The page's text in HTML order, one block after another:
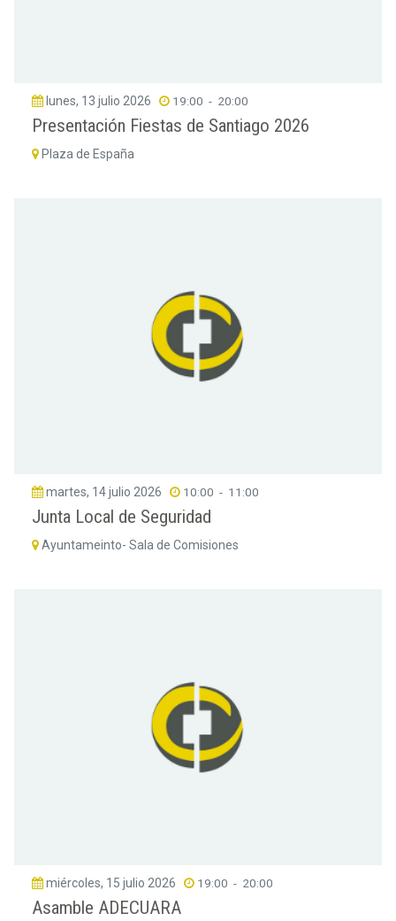
lunes, 13 julio 2026 19:00 - 20:00
Presentación Fiestas de Santiago 2026
Plaza de España
martes, 14 julio 2026 10:00 - 11:00
Junta Local de Seguridad
Ayuntameinto- Sala de Comisiones
miércoles, 15 julio 2026 19:00 - 20:00
Asamble ADECUARA